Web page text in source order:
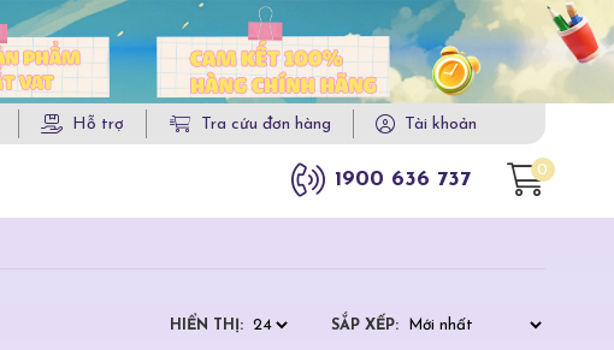
Hỗ trợ Tra cứu đơn hàng Tài khoản
1900 636 737 0
HIỂN THỊ: SẮP XẾP: